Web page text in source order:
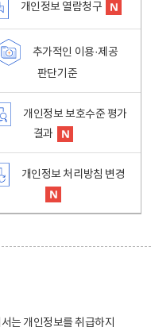
개인정보 열람청구
추가적인 이용·제공
판단기준
개인정보 보호수준 평가
결과
개인정보 처리방침 변경
는 개인정보를 취급하지